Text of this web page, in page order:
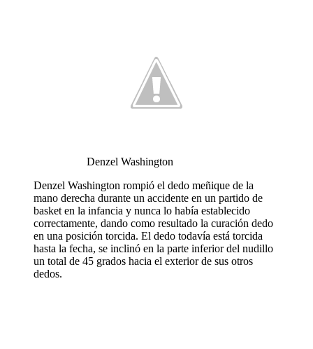
Denzel Washington
Denzel Washington rompió el dedo meñique de la
mano derecha durante un accidente en un partido de
basket en la infancia y nunca lo había establecido
correctamente, dando como resultado la curación dedo
en una posición torcida. El dedo todavía está torcida
hasta la fecha, se inclinó en la parte inferior del nudillo
un total de 45 grados hacia el exterior de sus otros
dedos.